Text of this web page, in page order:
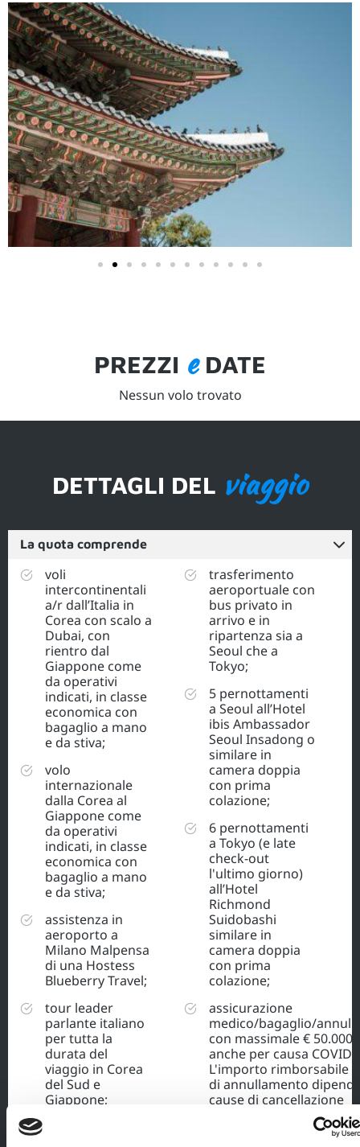
PREZZI eDATE
Nessun volo trovato
DETTAGLI DEL viaggio
La quota comprende
voli
intercontinentali
a/r dall’Italia in
Corea con scalo a
Dubai, con
rientro dal
Giappone come
da operativi
indicati, in classe
economica con
bagaglio a mano
e da stiva;
volo
internazionale
dalla Corea al
Giappone come
da operativi
indicati, in classe
economica con
bagaglio a mano
e da stiva;
assistenza in
aeroporto a
Milano Malpensa
di una Hostess
Blueberry Travel;
tour leader
parlante italiano
per tutta la
durata del
viaggio in Corea
del Sud e
Giappone;
trasferimento
aeroportuale con
bus privato in
arrivo e in
ripartenza sia a
Seoul che a
Tokyo;
5 pernottamenti
a Seoul all’Hotel
ibis Ambassador
Seoul Insadong o
similare in
camera doppia
con prima
colazione;
6 pernottamenti
a Tokyo (e late
check-out
l'ultimo giorno)
all’Hotel
Richmond
Suidobashi
similare in
camera doppia
con prima
colazione;
assicurazione
medico/bagaglio/
con massimale €
anche per causa COVID-
L'importo rimborsabile
di annullamento
cause di cancellazione